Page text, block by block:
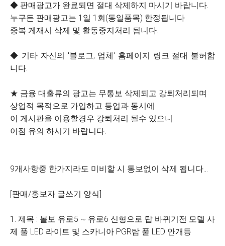
◆ 판매광고가 완료되면 절대 삭제하지 마시기 바랍니다.
누구든 판매광고는 1일 1회(동일품목) 한정됩니다
중복 게재시 삭제 및 활동중지처리 됩니다.
◆ 기타 자신의 '블로그, 업체' 홈페이지 링크 절대 불허합
니다.
★ 금융 대출류의 광고는 무통보 삭제되고 강퇴처리되며
상업적 목적으로 가입하고 등업과 동시에
이 게시판을 이용할경우 강퇴처리 될수 있으니
이점 유의 하시기 바랍니다.
9개사항중 한가지라도 미비할 시 통보없이 삭제 됩니다...
[판매/홍보자 글쓰기 양식]
1. 제목 : 볼보 유로5 ~ 유로6 신형으로 탑 바뀌기전 모델 사
제 풀 LED 라이트 및 스카니아 PGR탑 풀 LED 안개등